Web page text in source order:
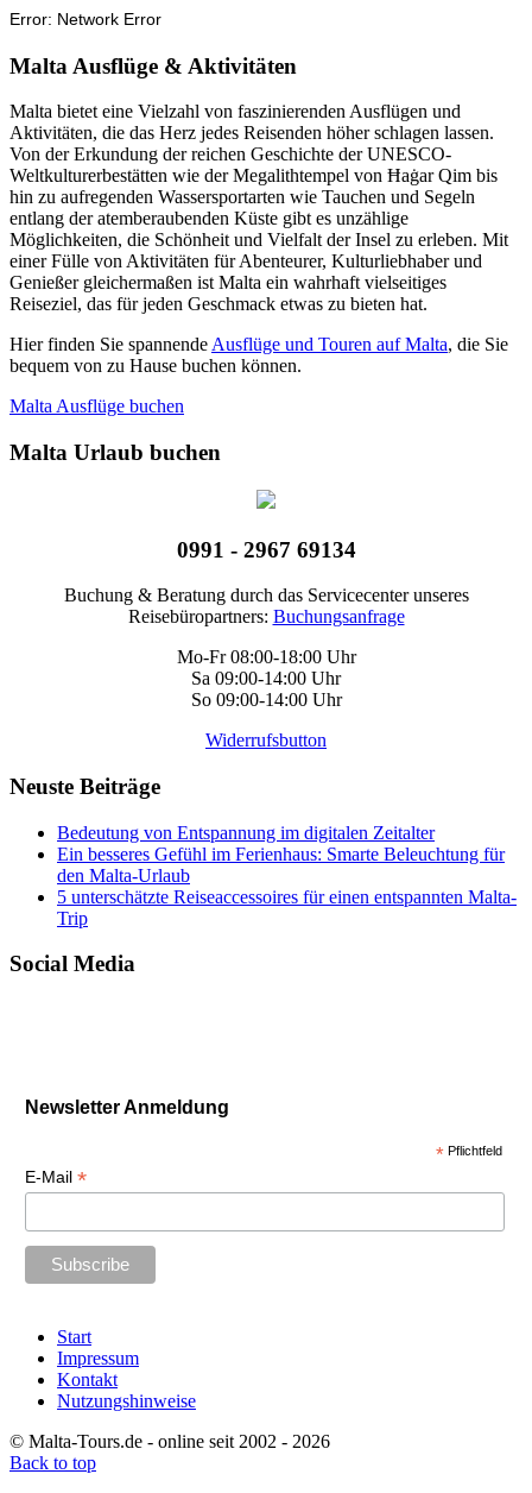
Malta Ausflüge & Aktivitäten
Malta bietet eine Vielzahl von faszinierenden Ausflügen und
Aktivitäten, die das Herz jedes Reisenden höher schlagen lassen.
Von der Erkundung der reichen Geschichte der UNESCO-
Weltkulturerbestätten wie der Megalithtempel von Ħaġar Qim bis
hin zu aufregenden Wassersportarten wie Tauchen und Segeln
entlang der atemberaubenden Küste gibt es unzählige
Möglichkeiten, die Schönheit und Vielfalt der Insel zu erleben. Mit
einer Fülle von Aktivitäten für Abenteurer, Kulturliebhaber und
Genießer gleichermaßen ist Malta ein wahrhaft vielseitiges
Reiseziel, das für jeden Geschmack etwas zu bieten hat.
Hier finden Sie spannende Ausflüge und Touren auf Malta, die Sie
bequem von zu Hause buchen können.
Malta Ausflüge buchen
Malta Urlaub buchen
0991 - 2967 69134
Buchung & Beratung durch das Servicecenter unseres
Reisebüropartners: Buchungsanfrage
Mo-Fr 08:00-18:00 Uhr
Sa 09:00-14:00 Uhr
So 09:00-14:00 Uhr
Widerrufsbutton
Neuste Beiträge
Bedeutung von Entspannung im digitalen Zeitalter
Ein besseres Gefühl im Ferienhaus: Smarte Beleuchtung für
den Malta-Urlaub
5 unterschätzte Reiseaccessoires für einen entspannten Malta-
Trip
Social Media
Newsletter Anmeldung
* Pflichtfeld
E-Mail *
Start
Impressum
Kontakt
Nutzungshinweise
© Malta-Tours.de - online seit 2002 - 2026
Back to top